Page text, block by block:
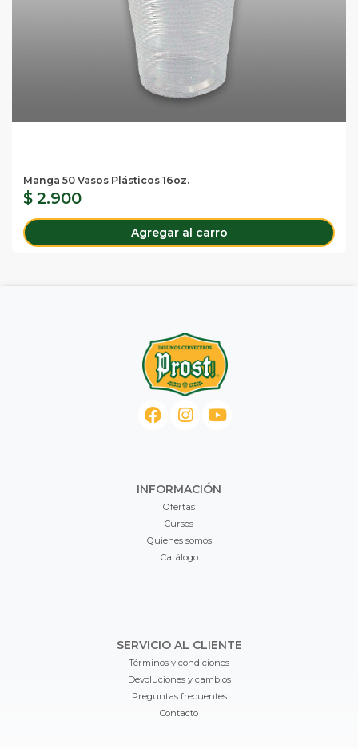
Manga 50 Vasos Plásticos 16oz.
$ 2.900
Agregar al carro
INFORMACIÓN
Ofertas
Cursos
Quienes somos
Catálogo
SERVICIO AL CLIENTE
Términos y condiciones
Devoluciones y cambios
Preguntas frecuentes
Contacto